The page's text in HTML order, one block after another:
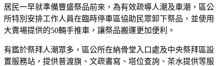
居民一早就準備豐盛祭品前來，為有效疏導人潮及車潮，區公
所特別安排工作人員在臨時停車區協助民眾卸下祭品，並使用
大賣場提供的50輛手推車，讓祭品搬運更加便利。
有鑑於祭拜人潮眾多，區公所在納骨堂入口處及中央祭拜區設
置服務站，提供普渡旗、文疏書寫、塔位查詢、茶水提供等服